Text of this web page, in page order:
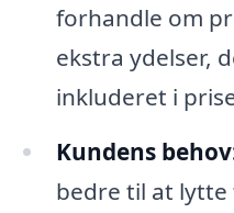
forhandle om
ekstra ydelser,
inkluderet i
Kundens
bedre til at lytte